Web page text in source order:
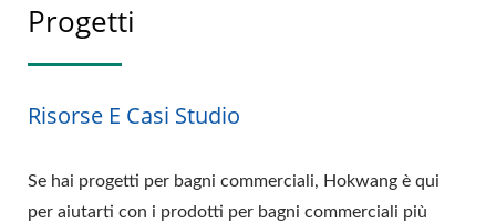
Progetti
Risorse E Casi Studio
Se hai progetti per bagni commerciali, Hokwang è qui
per aiutarti con i prodotti per bagni commerciali più